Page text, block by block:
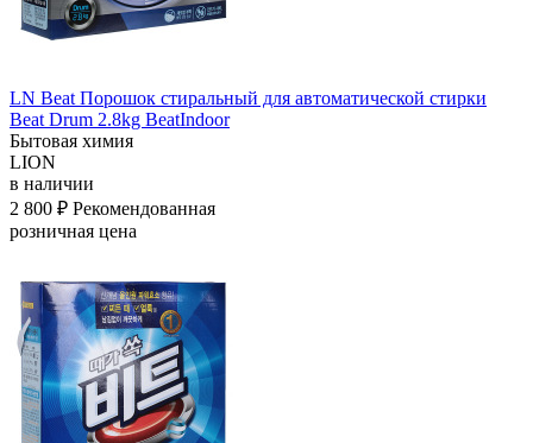
LN Beat Порошок стиральный для автоматической стирки
Beat Drum 2.8kg BeatIndoor
Бытовая химия
LION
в наличии
2 800 ₽ Рекомендованная
розничная цена